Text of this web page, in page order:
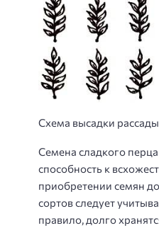
Схема высадки
Семена сладкого
способность к
приобретении семян
сортов следует
правило, долго